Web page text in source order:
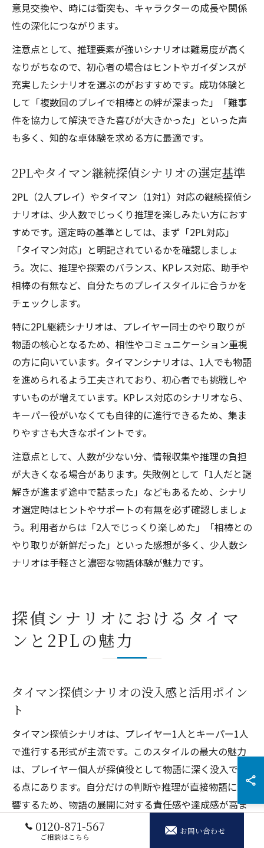
意見交換や、時には衝突も、キャラクターの成長や関係
性の深化につながります。
注意点として、推理要素が強いシナリオは難易度が高く
なりがちなので、初心者の場合はヒントやガイダンスが
充実したシナリオを選ぶのがおすすめです。成功体験と
して「複数回のプレイで相棒との絆が深まった」「難事
件を協力して解決できた喜びが大きかった」といった声
も多く、知的な卓体験を求める方に最適です。
2PLやタイマン継続探偵シナリオの選定基準
2PL（2人プレイ）やタイマン（1対1）対応の継続探偵シ
ナリオは、少人数でじっくり推理を楽しみたい方におす
すめです。選定時の基準としては、まず「2PL対応」
「タイマン対応」と明記されているかを確認しましょ
う。次に、推理や探索のバランス、KPレス対応、助手や
相棒の有無など、自分たちのプレイスタイルに合うかを
チェックします。
特に2PL継続シナリオは、プレイヤー同士のやり取りが
物語の核心となるため、相性やコミュニケーション重視
の方に向いています。タイマンシナリオは、1人でも物語
を進められるよう工夫されており、初心者でも挑戦しや
すいものが増えています。KPレス対応のシナリオなら、
キーパー役がいなくても自律的に進行できるため、集ま
りやすさも大きなポイントです。
注意点として、人数が少ない分、情報収集や推理の負担
が大きくなる場合があります。失敗例として「1人だと謎
解きが進まず途中で詰まった」などもあるため、シナリ
オ選定時はヒントやサポートの有無を必ず確認しましょ
う。利用者からは「2人でじっくり楽しめた」「相棒との
やり取りが新鮮だった」といった感想が多く、少人数シ
ナリオは手軽さと濃密な物語体験が魅力です。
探偵シナリオにおけるタイマ
ンと2PLの魅力
タイマン探偵シナリオの没入感と活用ポイン
ト
タイマン探偵シナリオは、プレイヤー1人とキーパー1人
で進行する形式が主流です。このスタイルの最大の魅力
は、プレイヤー個人が探偵役として物語に深く没入でき
る点にあります。自分だけの判断や推理が直接物語に影
響するため、物語の展開に対する責任感や達成感が高ま
ります。0120-871-567
ご相談はこちら
お問い合わせ